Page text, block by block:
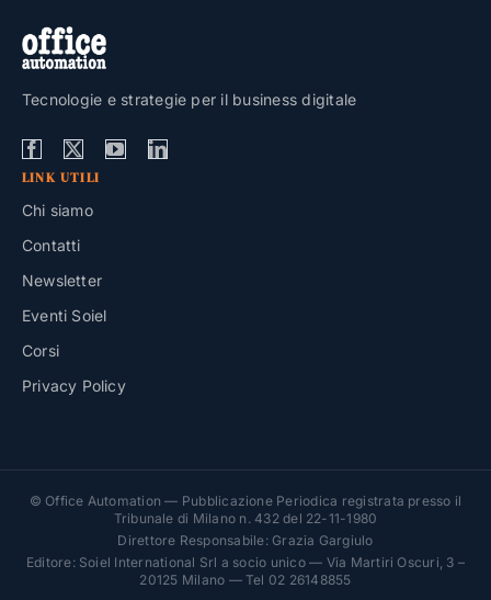
Tecnologie e strategie per il business digitale
LINK UTILI
Chi siamo
Contatti
Newsletter
Eventi Soiel
Corsi
Privacy Policy
© Office Automation — Pubblicazione Periodica registrata presso il
Tribunale di Milano n. 432 del 22-11-1980
Direttore Responsabile: Grazia Gargiulo
Editore: Soiel International Srl a socio unico — Via Martiri Oscuri, 3 –
20125 Milano — Tel 02 26148855